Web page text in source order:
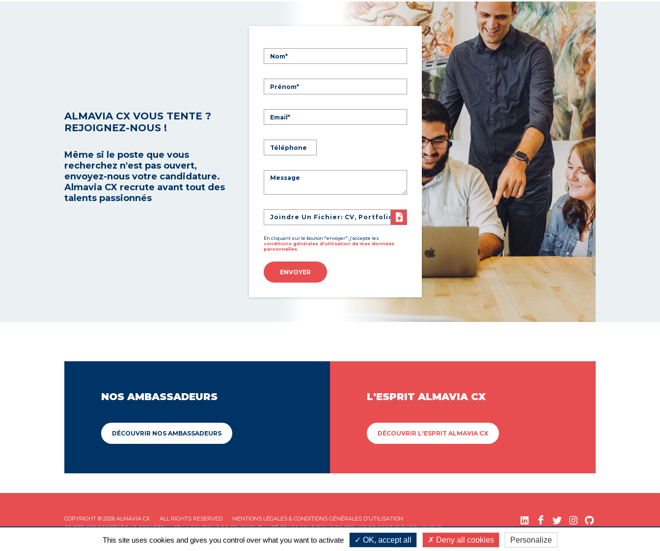
ALMAVIA CX VOUS TENTE ?
REJOIGNEZ-NOUS !
Même si le poste que vous
recherchez n'est pas ouvert,
envoyez-nous votre candidature.
Almavia CX recrute avant tout des
talents passionnés
Joindre Un Fichier: CV, Portfolio
En cliquant sur le bouton "envoyer", j'accepte les
conditions générales d'utilisation de mes données
personnelles.
ENVOYER
NOS AMBASSADEURS
DÉCOUVRIR NOS AMBASSADEURS
L'ESPRIT ALMAVIA CX
DÉCOUVRIR L'ESPRIT ALMAVIA CX
COPYRIGHT © 2026 ALMAVIA CX ALL RIGHTS RESERVED
MENTIONS LÉGALES & CONDITIONS GÉNÉRALES D'UTILISATION
CE SITE EST PROTÉGÉ PAR RECAPTCHA ET LAPOLITIQUE DE CONFIDENTIALITÉET LESCONDITIONS DE SERVICEDE GOOGLE S'APPLIQUENT.
This site uses cookies and gives you control over what you want to activate OK, accept all Deny all cookies Personalize